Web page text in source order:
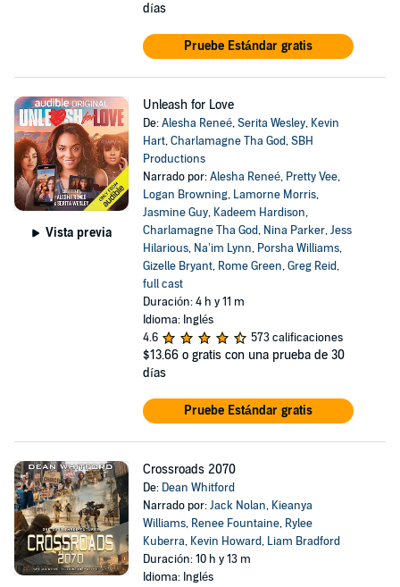
días
Pruebe Estándar gratis
Vista previa
Unleash for Love
De:Alesha Reneé,Serita Wesley, Kevin
Hart,Charlamagne Tha God,SBH
Productions
Narrado por:Alesha Reneé, Pretty Vee,
Logan Browning, Lamorne Morris,
Jasmine Guy, Kadeem Hardison,
Charlamagne Tha God, Nina Parker,Jess
Hilarious, Na’im Lynn, Porsha Williams,
Gizelle Bryant, Rome Green,Greg Reid,
full cast
Duración: 4 h y 11 m
Idioma: Inglés
4.6
573 calificaciones
$13.66 o gratis con una prueba de 30
días
Pruebe Estándar gratis
Crossroads 2070
De: Dean Whitford
Narrado por:Jack Nolan, Kieanya
Williams, Renee Fountaine, Rylee
Kuberra, Kevin Howard, Liam Bradford
Duración: 10 h y 13 m
Idioma: Inglés